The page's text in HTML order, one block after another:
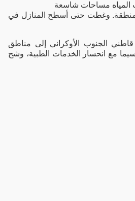
المياه مساحات شاسعة
وغطت حتى أسطح المنازل في
الجنوب الأوكراني إلى مناطق
مع انحسار الخدمات الطبية، وشح